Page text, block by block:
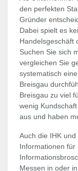
den perfekten
Gründer
Dabei spielt es
Handelsgeschäft
Suchen Sie sich
vergleichen Sie
systematisch
Breisgau
Breisgau zu viel
wenig
aus und haben
Auch die IHK
Informationen
Messen in oder